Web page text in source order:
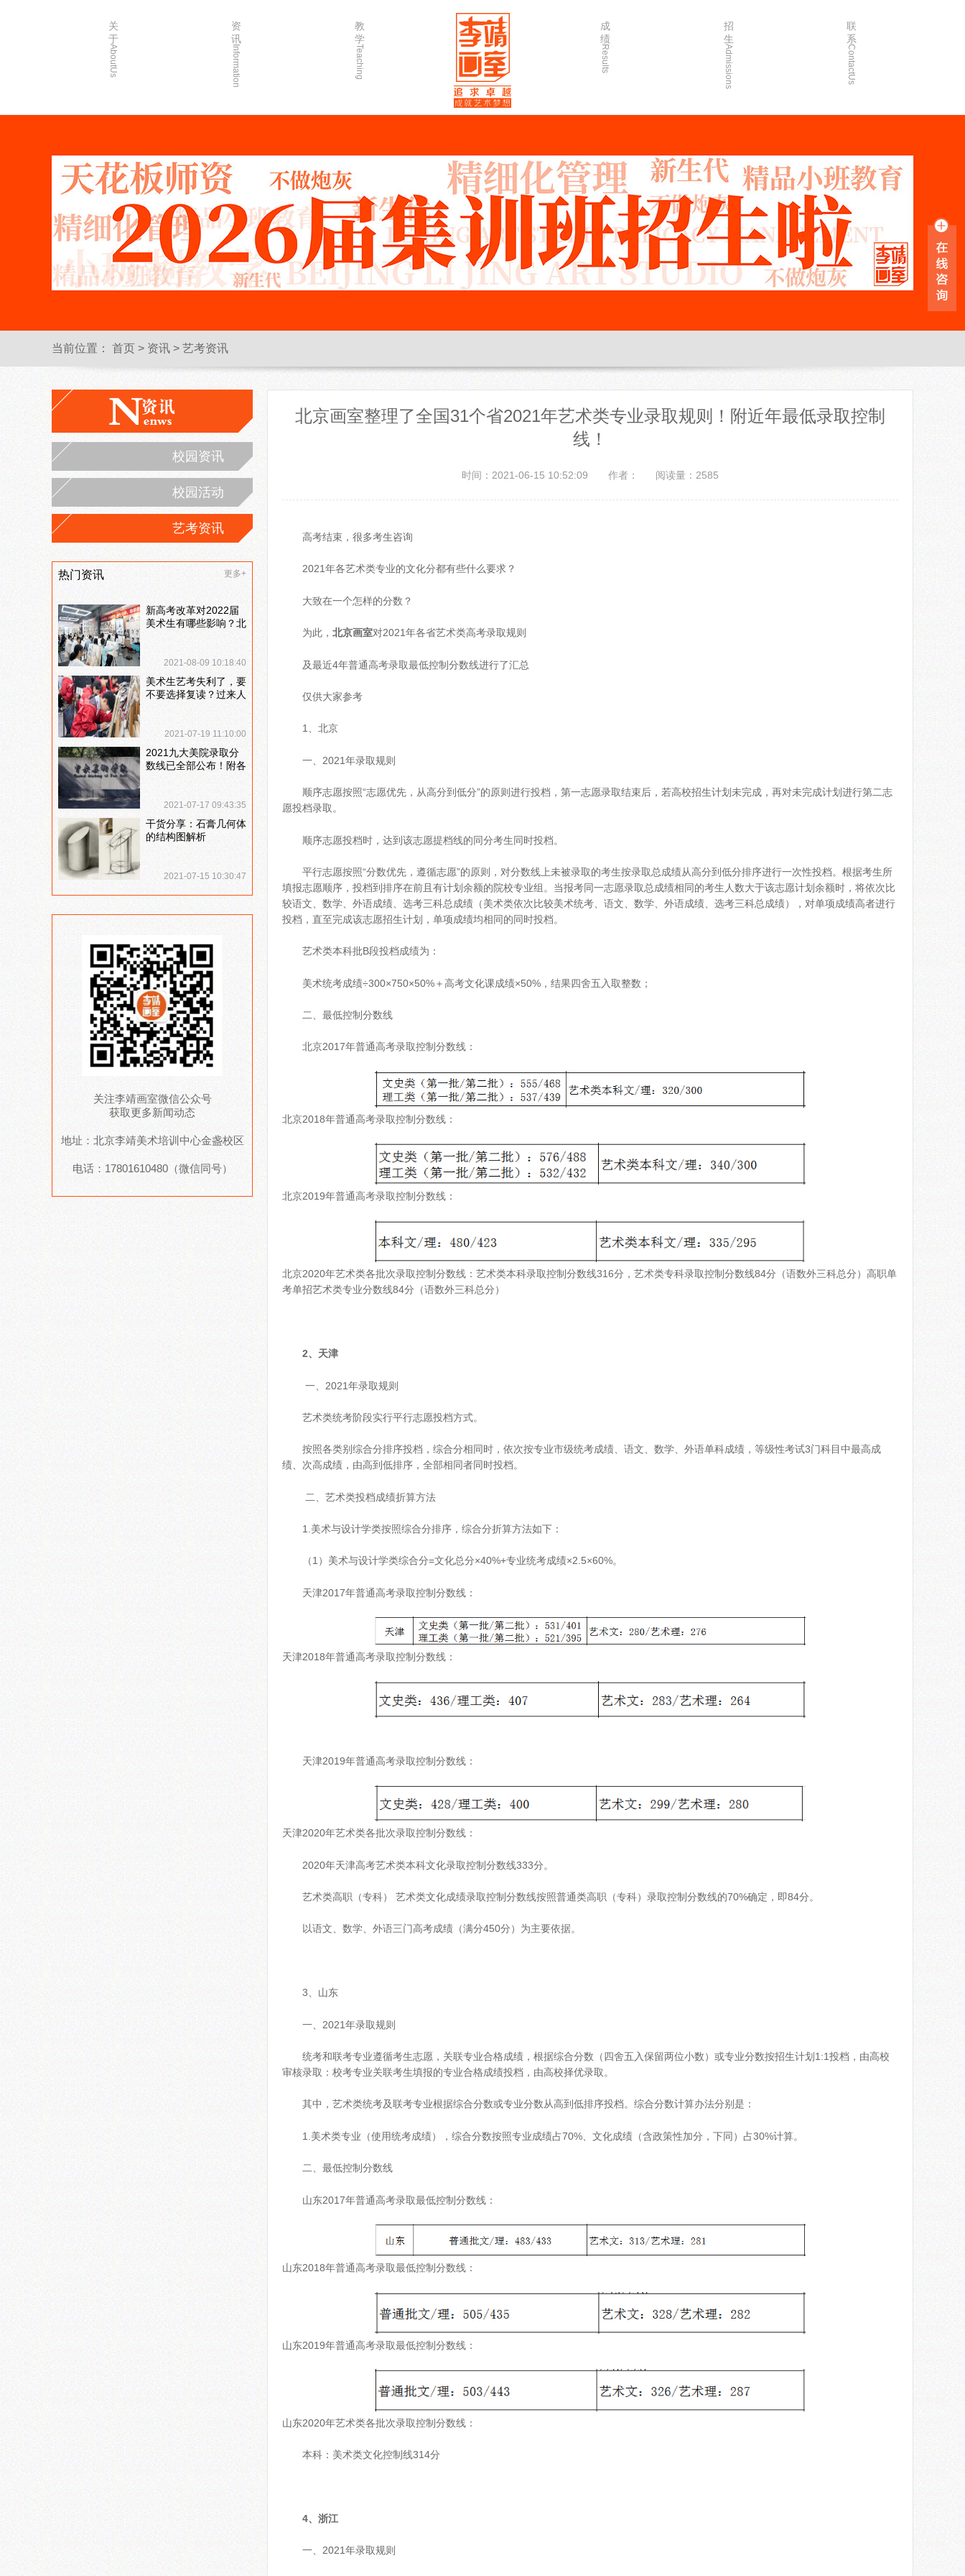
关
于
AboutUs
校园环境
创始人介绍
资
讯
Information
艺考资讯
教
学
Teaching
作品欣赏
出版书籍
成
绩
Results
2021年
2020年
招
生
Admissions
在线报名
家长沟通
入学指南
联
系
ContactUs
当前位置： 首页 > 资讯 > 艺考资讯
校园资讯
校园活动
艺考资讯
热门资讯 更多+
新高考改革对2022届
美术生有哪些影响？北
2021-08-09 10:18:40
美术生艺考失利了，要
不要选择复读？过来人
2021-07-19 11:10:00
2021九大美院录取分
数线已全部公布！附各
2021-07-17 09:43:35
干货分享：石膏几何体
的结构图解析
2021-07-15 10:30:47
关注李靖画室微信公众号
获取更多新闻动态
地址：北京李靖美术培训中心金盏校区
电话：17801610480（微信同号）
北京画室整理了全国31个省2021年艺术类专业录取规则！附近年最低录取控制
线！
时间：2021-06-15 10:52:09 作者： 阅读量：2585
高考结束，很多考生咨询
2021年各艺术类专业的文化分都有些什么要求？
大致在一个怎样的分数？
为此， 北京画室对2021年各省艺术类高考录取规则
及最近4年普通高考录取最低控制分数线进行了汇总
仅供大家参考
1、北京
一、2021年录取规则
顺序志愿按照“志愿优先，从高分到低分”的原则进行投档，第一志愿录取结束后，若高校招生计划未完成，再对未完成计划进行第二志
愿投档录取。
顺序志愿投档时，达到该志愿提档线的同分考生同时投档。
平行志愿按照“分数优先，遵循志愿”的原则，对分数线上未被录取的考生按录取总成绩从高分到低分排序进行一次性投档。根据考生所
填报志愿顺序，投档到排序在前且有计划余额的院校专业组。当报考同一志愿录取总成绩相同的考生人数大于该志愿计划余额时，将依次比
较语文、数学、外语成绩、选考三科总成绩（美术类依次比较美术统考、语文、数学、外语成绩、选考三科总成绩），对单项成绩高者进行
投档，直至完成该志愿招生计划，单项成绩均相同的同时投档。
艺术类本科批B段投档成绩为：
美术统考成绩÷300×750×50%＋高考文化课成绩×50%，结果四舍五入取整数；
二、最低控制分数线
北京2017年普通高考录取控制分数线：
北京2018年普通高考录取控制分数线：
北京2019年普通高考录取控制分数线：
北京2020年艺术类各批次录取控制分数线：艺术类本科录取控制分数线316分，艺术类专科录取控制分数线84分（语数外三科总分）高职单
考单招艺术类专业分数线84分（语数外三科总分）
2、天津
一、2021年录取规则
艺术类统考阶段实行平行志愿投档方式。
按照各类别综合分排序投档，综合分相同时，依次按专业市级统考成绩、语文、数学、外语单科成绩，等级性考试3门科目中最高成
绩、次高成绩，由高到低排序，全部相同者同时投档。
二、艺术类投档成绩折算方法
1.美术与设计学类按照综合分排序，综合分折算方法如下：
（1）美术与设计学类综合分=文化总分×40%+专业统考成绩×2.5×60%。
天津2017年普通高考录取控制分数线：
天津2018年普通高考录取控制分数线：
天津2019年普通高考录取控制分数线：
天津2020年艺术类各批次录取控制分数线：
2020年天津高考艺术类本科文化录取控制分数线333分。
艺术类高职（专科） 艺术类文化成绩录取控制分数线按照普通类高职（专科）录取控制分数线的70%确定，即84分。
以语文、数学、外语三门高考成绩（满分450分）为主要依据。
3、山东
一、2021年录取规则
统考和联考专业遵循考生志愿，关联专业合格成绩，根据综合分数（四舍五入保留两位小数）或专业分数按招生计划1:1投档，由高校
审核录取：校考专业关联考生填报的专业合格成绩投档，由高校择优录取。
其中，艺术类统考及联考专业根据综合分数或专业分数从高到低排序投档。综合分数计算办法分别是：
1.美术类专业（使用统考成绩），综合分数按照专业成绩占70%、文化成绩（含政策性加分，下同）占30%计算。
二、最低控制分数线
山东2017年普通高考录取最低控制分数线：
山东2018年普通高考录取最低控制分数线：
山东2019年普通高考录取最低控制分数线：
山东2020年艺术类各批次录取控制分数线：
本科：美术类文化控制线314分
4、浙江
一、2021年录取规则